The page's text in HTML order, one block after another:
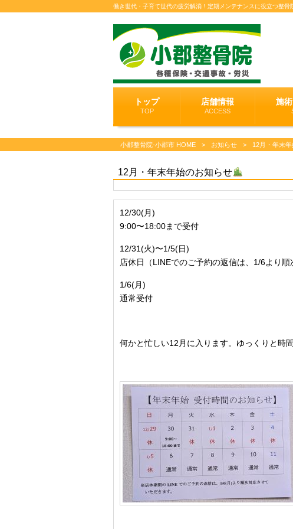
働き世代・子育て世代の疲労解消！定期メンテナンスに役立つ整骨
トップ
TOP
店舗情報
ACCESS
施
小郡整骨院-小郡市 HOME > お知らせ > 12月・年末
12月・年末年始のお知らせ
12/30(月)
9:00〜18:00まで受付
12/31(火)〜1/5(日)
店休日（LINEでのご予約の返信は、1/6より順
1/6(月)
通常受付
何かと忙しい12月に入ります。ゆっくりと時